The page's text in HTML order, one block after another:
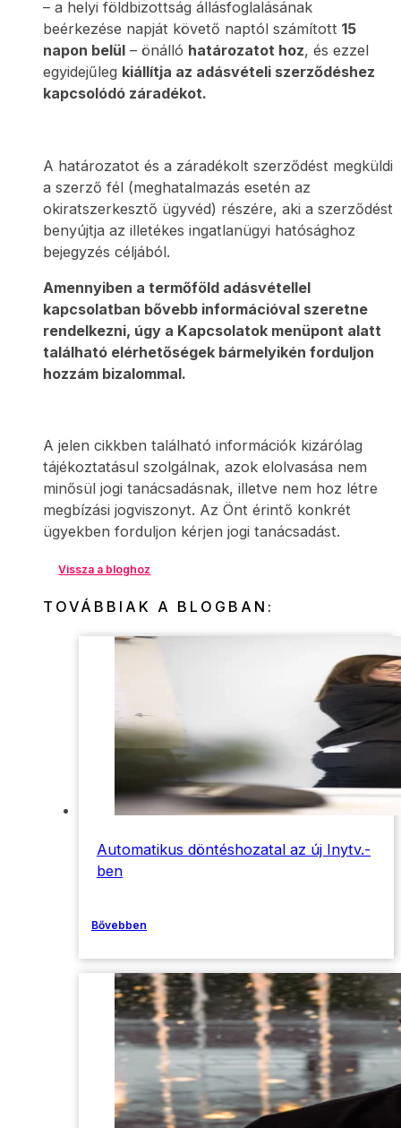
– a helyi földbizottság állásfoglalásának
beérkezése napját követő naptól számított 15
napon belül – önálló határozatot hoz, és ezzel
egyidejűleg kiállítja az adásvételi szerződéshez
kapcsolódó záradékot.
A határozatot és a záradékolt szerződést megküldi
a szerző fél (meghatalmazás esetén az
okiratszerkesztő ügyvéd) részére, aki a szerződést
benyújtja az illetékes ingatlanügyi hatósághoz
bejegyzés céljából.
Amennyiben a termőföld adásvétellel
kapcsolatban bővebb információval szeretne
rendelkezni, úgy a Kapcsolatok menüpont alatt
található elérhetőségek bármelyikén forduljon
hozzám bizalommal.
A jelen cikkben található információk kizárólag
tájékoztatásul szolgálnak, azok elolvasása nem
minősül jogi tanácsadásnak, illetve nem hoz létre
megbízási jogviszonyt. Az Önt érintő konkrét
ügyekben forduljon kérjen jogi tanácsadást.
Vissza a bloghoz
TOVÁBBIAK A BLOGBAN:
Automatikus döntéshozatal az új Inytv.-
ben
Bővebben